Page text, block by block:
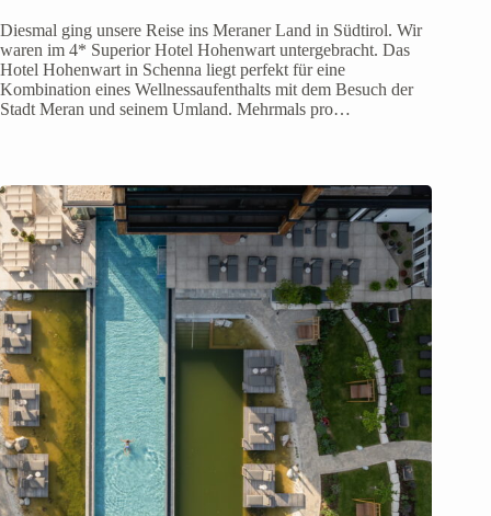
Diesmal ging unsere Reise ins Meraner Land in Südtirol. Wir
waren im 4* Superior Hotel Hohenwart untergebracht. Das
Hotel Hohenwart in Schenna liegt perfekt für eine
Kombination eines Wellnessaufenthalts mit dem Besuch der
Stadt Meran und seinem Umland. Mehrmals pro…